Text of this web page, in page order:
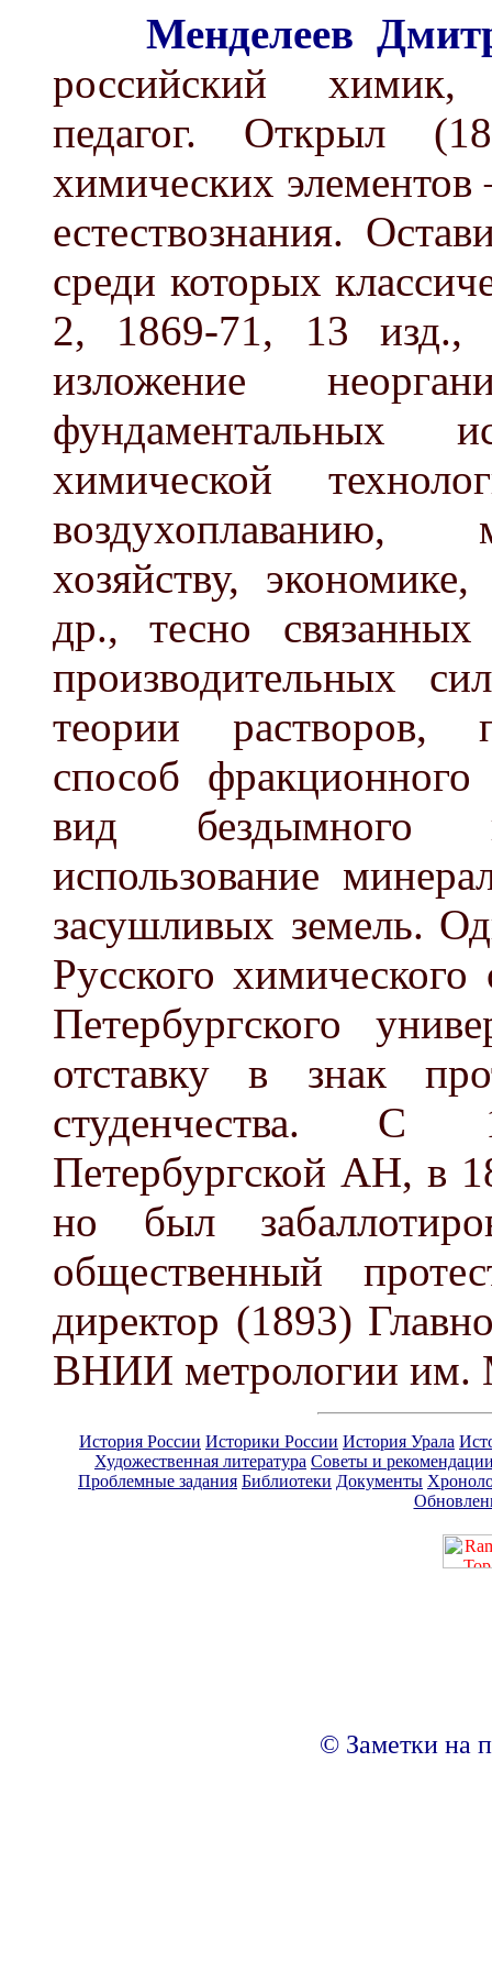
Менделеев
российский химик,
педагог. Открыл
химических
естествознания.
среди которых
2, 1869-71, 13 изд.,
изложение
фундаментальных
химической
воздухоплаванию,
хозяйству,
др., тесно
производительных
теории растворов,
способ
вид бездымного
использование
засушливых земель.
Русского
Петербургского
отставку в знак
студенчества. С
Петербургской АН, в
но был
общественный
директор (1893)
ВНИИ метрологии им.
История России Историки России История Урала
Художественная литература Советы и
Проблемные задания Библиотеки Документы
© Заметки на